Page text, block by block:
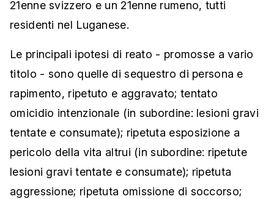
21enne svizzero e un 21enne rumeno, tutti
residenti nel Luganese.
Le principali ipotesi di reato - promosse a vario
titolo - sono quelle di sequestro di persona e
rapimento, ripetuto e aggravato; tentato
omicidio intenzionale (in subordine: lesioni gravi
tentate e consumate); ripetuta esposizione a
pericolo della vita altrui (in subordine: ripetute
lesioni gravi tentate e consumate); ripetuta
aggressione; ripetuta omissione di soccorso;